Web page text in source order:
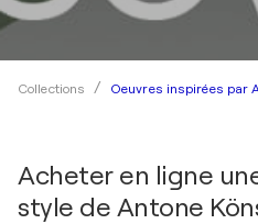
Collections Oeuvres inspirées par
Acheter en ligne
style de Antone